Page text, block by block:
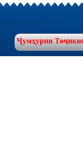
Ҷумҳурии